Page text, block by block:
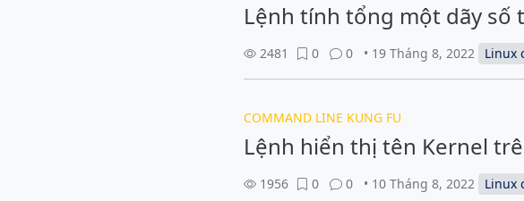
Lệnh tính tổng một dãy số
2481 0 0 • 19 Tháng 8, 2022 Linux
COMMAND LINE KUNG FU
Lệnh hiển thị tên Kernel
1956 0 0 • 10 Tháng 8, 2022 Linux